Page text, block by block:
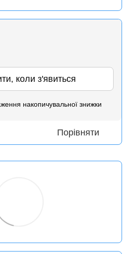
коли з'явиться
накопичувальної знижки
Порівняти